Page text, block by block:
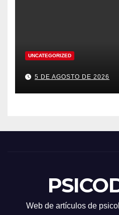
UNCATEGORIZED
5 DE AGOSTO DE 2026
Web de artículos de